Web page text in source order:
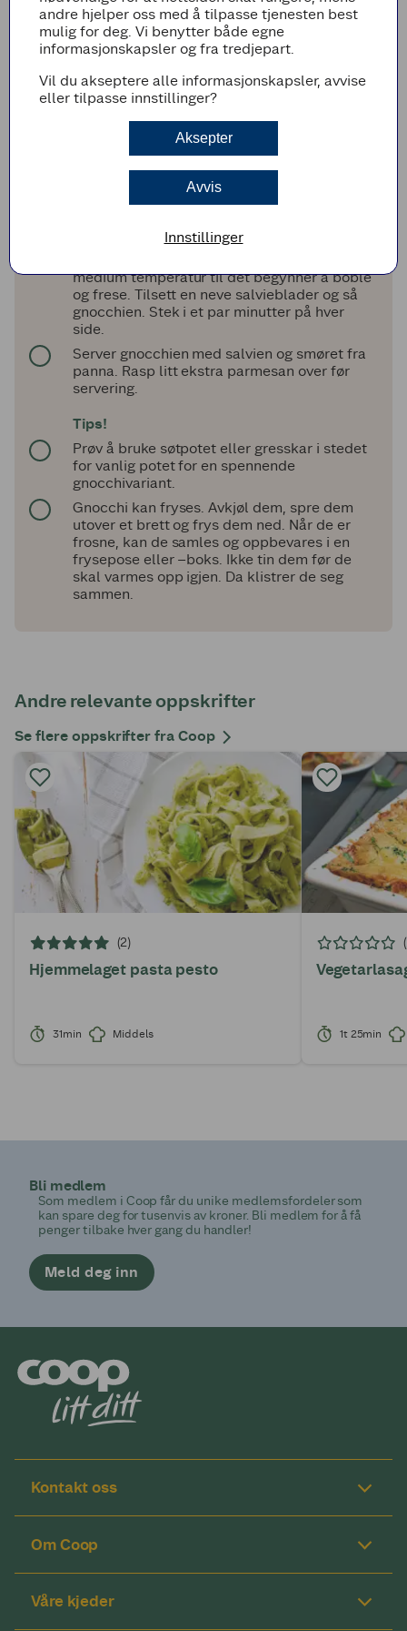
Vipp deigen over på benken og del den i et
par emner. Trill hvert emne til en tynn pølse,
ca. 2 cm bred. Kutt så av biter på ca. 1 cm.
Kok opp vann i en stor, bred kjele. Gnocchien
bør kokes i flere omganger så det ikke blir for
fullt. Ha litt salt i vannet og legg gnocchi
forsiktig i vannet. Rør forsiktig rundt.
Gnocchien er ferdig ca. 1 minutt etter at de
flyter opp.
medium temperatur til det begynner å boble
og frese. Tilsett en neve salvieblader og så
gnocchien. Stek i et par minutter på hver
side.
Server gnocchien med salvien og smøret fra
panna. Rasp litt ekstra parmesan over før
servering.
Tips!
Prøv å bruke søtpotet eller gresskar i stedet
for vanlig potet for en spennende
gnocchivariant.
Gnocchi kan fryses. Avkjøl dem, spre dem
utover et brett og frys dem ned. Når de er
frosne, kan de samles og oppbevares i en
frysepose eller –boks. Ikke tin dem før de
skal varmes opp igjen. Da klistrer de seg
sammen.
Andre relevante oppskrifter
Se flere oppskrifter fra Coop
(2)
Hjemmelaget pasta pesto
31min Middels 1t 25min
Bli medlem
Som medlem i Coop får du unike medlemsfordeler som
kan spare deg for tusenvis av kroner. Bli medlem for å få
penger tilbake hver gang du handler!
Meld deg inn
Kontakt oss
Om Coop
Våre kjeder
andre hjelper oss med å tilpasse tjenesten best
mulig for deg. Vi benytter både egne
informasjonskapsler og fra tredjepart.
Vil du akseptere alle informasjonskapsler, avvise
eller tilpasse innstillinger?
Aksepter
Avvis
Innstillinger